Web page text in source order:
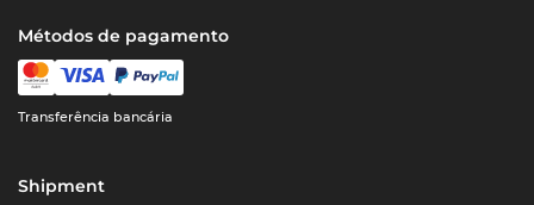
Métodos de pagamento
Transferência bancária
Shipment